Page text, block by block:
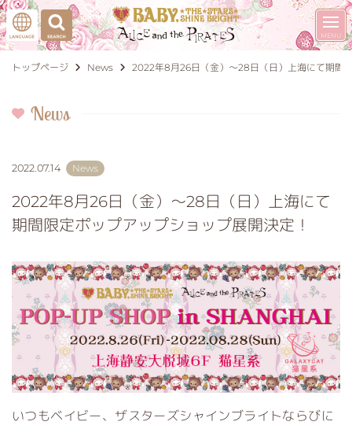
トップページ News 2022年8月26日（金）～28日（日）上海にて期間
News
2022.07.14 News
2022年8月26日（金）～28日（日）上海にて
期間限定ポップアップショップ展開決定！
いつもベイビー、ザスターズシャインブライトならびに